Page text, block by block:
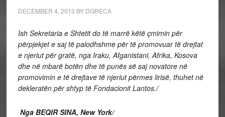
DECEMBER 4, 2013 BY DGRECA
Ish Sekretaria e Shtetit do të marrë këtë çmimin për
përpjekjet e saj të palodhshme për të promovuar të drejtat
e njeriut për gratë, nga Iraku, Afganistani, Afrika, Kosova
dhe në mbarë botën dhe të punës së saj novatore në
promovimin e të drejtave të njeriut përmes lirisë, thuhet në
dekleratën për shtyp të Fondacionit Lantos./
Nga BEQIR SINA, New York/